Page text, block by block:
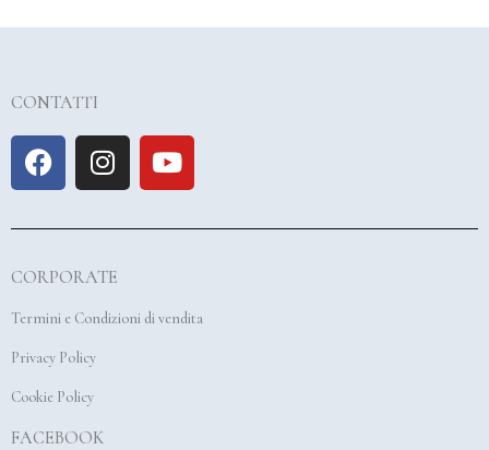
CONTATTI
F
a
e
o
o
I
n
t
g
r
Y
o
t
e
CORPORATE
Termini e Condizioni di vendita
Privacy Policy
Cookie Policy
FACEBOOK